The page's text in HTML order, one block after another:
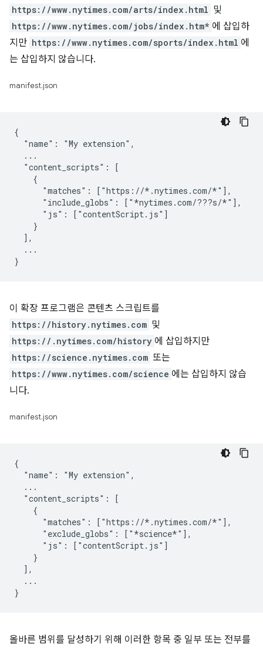
https://www.nytimes.com/arts/index.html 및
https://www.nytimes.com/jobs/index.htm* 에 삽입하
지만 https://www.nytimes.com/sports/index.html 에
는 삽입하지 않습니다.
manifest.json
{
  "name": "My extension",
  ...
  "content_scripts": [
    {
      "matches": ["https://*.nytimes.com/*"],
      "include_globs": ["*nytimes.com/???s/*"],
      "js": ["contentScript.js"]
    }
  ],
  ...
이 확장 프로그램은 콘텐츠 스크립트를
https://history.nytimes.com 및
https://.nytimes.com/history 에 삽입하지만
https://science.nytimes.com 또는
https://www.nytimes.com/science 에는 삽입하지 않습
니다.
manifest.json
{
  "name": "My extension",
  ...
  "content_scripts": [
    {
      "matches": ["https://*.nytimes.com/*"],
      "exclude_globs": ["*science*"],
      "js": ["contentScript.js"]
    }
  ],
  ...
올바른 범위를 달성하기 위해 이러한 항목 중 일부 또는 전부를